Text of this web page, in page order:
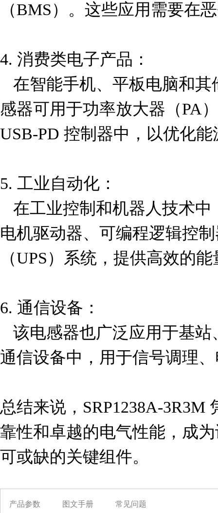
（BMS）。这些应用需要在
4. 消费类电子产品：
感器可用于功率放大器（PA
USB-PD 控制器中，以优化
5. 工业自动化：
电机驱动器、可编程逻辑控
（UPS）系统，提供高效的
6. 通信设备：
通信设备中，用于信号调理
总结来说，SRP1238A-3R3M
靠性和卓越的电气性能，成
可或缺的关键组件。
产品参数 图文手册 常见问题